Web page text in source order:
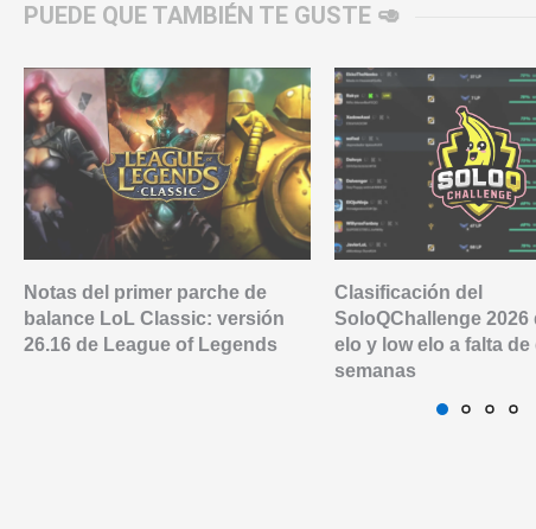
PUEDE QUE TAMBIÉN TE GUSTE 🥑
Notas del primer parche de
balance LoL Classic: versión
26.16 de League of Legends
Clasificación del
SoloQChallenge 2026
elo y low elo a falta de
semanas